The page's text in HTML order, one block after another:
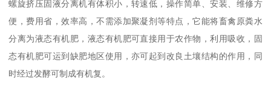
螺旋挤压固液分离机有体积小，转速低，操作简单、安装、维修方
便，费用省，效率高，不需添加聚凝剂等特点，它能将畜禽原粪水
分离为液态有机肥，液态有机肥可直接用于农作物，利用吸收，固
态有机肥可运到缺肥地区使用，亦可起到改良土壤结构的作用，同
时经过发酵可制成有机复。